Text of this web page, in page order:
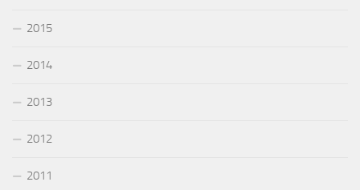
2015
2014
2013
2012
2011